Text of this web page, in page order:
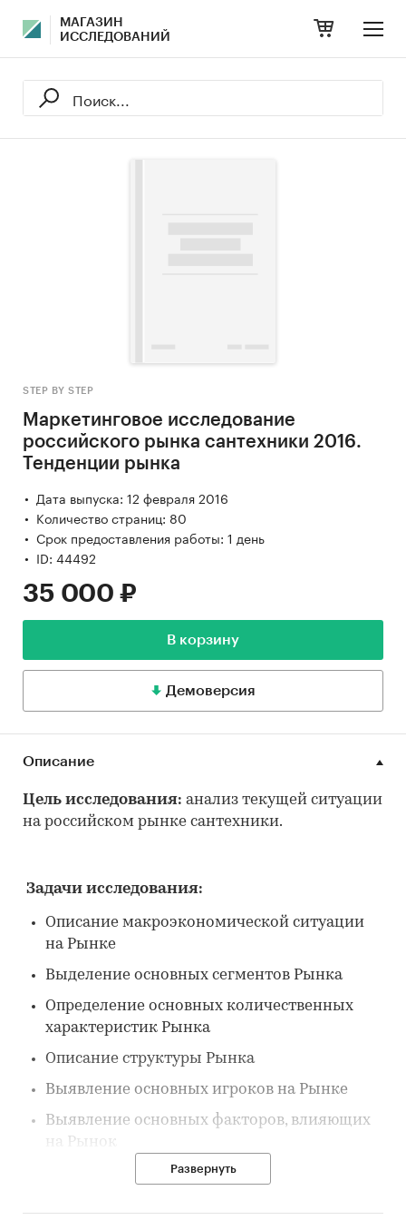
МАГАЗИН
ИССЛЕДОВАНИЙ
STEP BY STEP
Маркетинговое исследование
российского рынка сантехники 2016.
Тенденции рынка
Дата выпуска: 12 февраля 2016
Количество страниц: 80
Срок предоставления работы: 1 день
ID: 44492
35 000 ₽
В корзину
Демоверсия
Описание
Цель исследования: анализ текущей ситуации
на российском рынке сантехники.
Задачи исследования:
Описание макроэкономической ситуации
на Рынке
Выделение основных сегментов Рынка
Определение основных количественных
характеристик Рынка
Описание структуры Рынка
Выявление основных игроков на Рынке
Выявление основных факторов, влияющих
на Рынок
Выдержки из исследования:
Развернуть